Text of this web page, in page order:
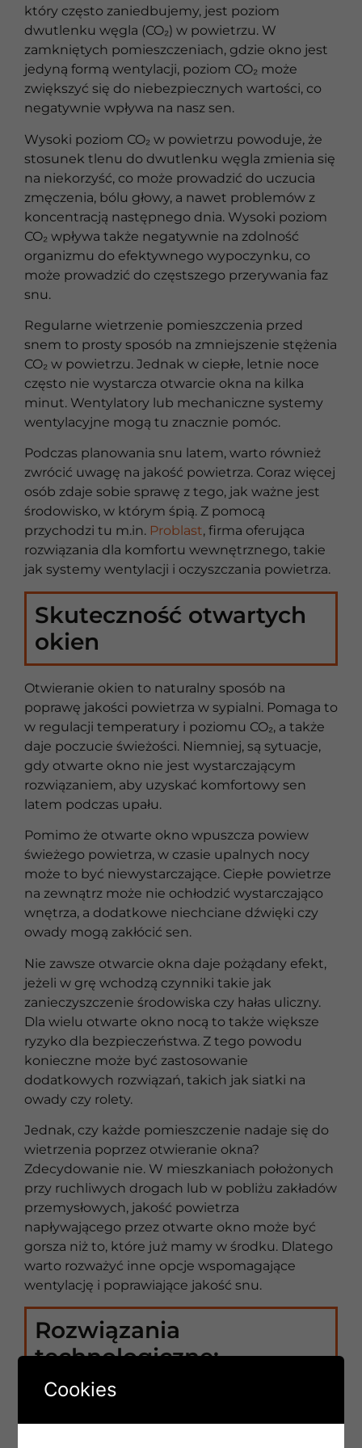
który często zaniedbujemy, jest poziom
dwutlenku węgla (CO₂) w powietrzu. W
zamkniętych pomieszczeniach, gdzie okno jest
jedyną formą wentylacji, poziom CO₂ może
zwiększyć się do niebezpiecznych wartości, co
negatywnie wpływa na nasz sen.
Wysoki poziom CO₂ w powietrzu powoduje, że
stosunek tlenu do dwutlenku węgla zmienia się
na niekorzyść, co może prowadzić do uczucia
zmęczenia, bólu głowy, a nawet problemów z
koncentracją następnego dnia. Wysoki poziom
CO₂ wpływa także negatywnie na zdolność
organizmu do efektywnego wypoczynku, co
może prowadzić do częstszego przerywania faz
snu.
Regularne wietrzenie pomieszczenia przed
snem to prosty sposób na zmniejszenie stężenia
CO₂ w powietrzu. Jednak w ciepłe, letnie noce
często nie wystarcza otwarcie okna na kilka
minut. Wentylatory lub mechaniczne systemy
wentylacyjne mogą tu znacznie pomóc.
Podczas planowania snu latem, warto również
zwrócić uwagę na jakość powietrza. Coraz więcej
osób zdaje sobie sprawę z tego, jak ważne jest
środowisko, w którym śpią. Z pomocą
przychodzi tu m.in. Problast, firma oferująca
rozwiązania dla komfortu wewnętrznego, takie
jak systemy wentylacji i oczyszczania powietrza.
Skuteczność otwartych
okien
Otwieranie okien to naturalny sposób na
poprawę jakości powietrza w sypialni. Pomaga to
w regulacji temperatury i poziomu CO₂, a także
daje poczucie świeżości. Niemniej, są sytuacje,
gdy otwarte okno nie jest wystarczającym
rozwiązaniem, aby uzyskać komfortowy sen
latem podczas upału.
Pomimo że otwarte okno wpuszcza powiew
świeżego powietrza, w czasie upalnych nocy
może to być niewystarczające. Ciepłe powietrze
na zewnątrz może nie ochłodzić wystarczająco
wnętrza, a dodatkowe niechciane dźwięki czy
owady mogą zakłócić sen.
Nie zawsze otwarcie okna daje pożądany efekt,
jeżeli w grę wchodzą czynniki takie jak
zanieczyszczenie środowiska czy hałas uliczny.
Dla wielu otwarte okno nocą to także większe
ryzyko dla bezpieczeństwa. Z tego powodu
konieczne może być zastosowanie
dodatkowych rozwiązań, takich jak siatki na
owady czy rolety.
Jednak, czy każde pomieszczenie nadaje się do
wietrzenia poprzez otwieranie okna?
Zdecydowanie nie. W mieszkaniach położonych
przy ruchliwych drogach lub w pobliżu zakładów
przemysłowych, jakość powietrza
napływającego przez otwarte okno może być
gorsza niż to, które już mamy w środku. Dlatego
warto rozważyć inne opcje wspomagające
wentylację i poprawiające jakość snu.
Rozwiązania
technologiczne:
wentylacja i klimatyzacja
Cookies